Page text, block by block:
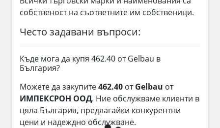
собственост на съответните им собственици.
Често задавани въпроси:
Къде мога да купя 462.40 от Gelbau в
България?
Можете да закупите462.40 отGelbau от
ИМПЕКСРОН ООД. Ние обслужваме клиенти в
цяла България, предлагайки конкурентни
цени и надеждно обслужване.